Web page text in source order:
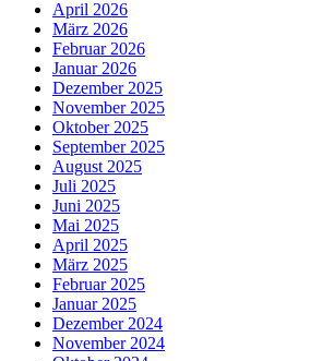
April 2026
März 2026
Februar 2026
Januar 2026
Dezember 2025
November 2025
Oktober 2025
September 2025
August 2025
Juli 2025
Juni 2025
Mai 2025
April 2025
März 2025
Februar 2025
Januar 2025
Dezember 2024
November 2024